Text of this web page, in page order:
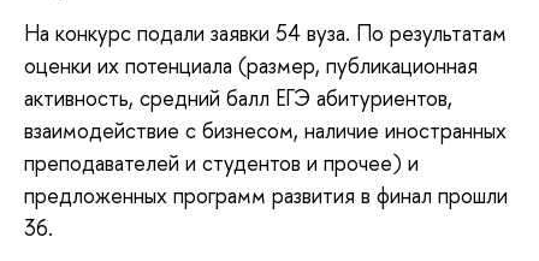
На конкурс подали заявки 54 вуза. По результатам
оценки их потенциала (размер, публикационная
активность, средний балл ЕГЭ абитуриентов,
взаимодействие с бизнесом, наличие иностранных
преподавателей и студентов и прочее) и
предложенных программ развития в финал прошли
36.